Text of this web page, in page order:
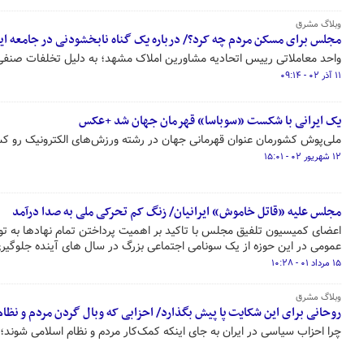
وبلاگ مشرق
مجلس برای مسکن مردم چه کرد؟/ درباره یک گناه نابخشودنی در جامعه
واحد معاملاتی رییس اتحادیه مشاورین املاک مشهد؛ به دلیل تخلفات
۱۱ آذر ۰۲ - ۰۹:۱۴
یک ایرانی با شکست «سوباسا» قهرمان جهان شد +عکس
ملی‌پوش کشورمان عنوان قهرمانی جهان در رشته ورزش‌های الکترونیک رو
۱۲ شهریور ۰۲ - ۱۵:۰۱
مجلس علیه «قاتل خاموش» ایرانیان/ زنگ کم تحرکی ملی به صدا درآمد
اعضای کمیسیون تلفیق مجلس با تاکید بر اهمیت پرداختن تمام نهادها به
عمومی در این حوزه از یک سونامی اجتماعی بزرگ در سال های آینده
۱۵ مرداد ۰۱ - ۱۰:۲۸
وبلاگ مشرق
روحانی برای این شکایت پا پیش بگذارد/ احزابی که وبال گردن مردم و
چرا احزاب سیاسی در ایران به جای اینکه کمک‌کار مردم و نظام اسلامی